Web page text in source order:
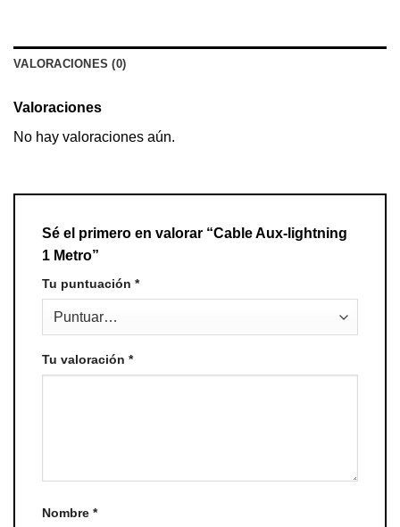
VALORACIONES (0)
Valoraciones
No hay valoraciones aún.
Sé el primero en valorar “Cable Aux-lightning
1 Metro”
Tu puntuación *
Tu valoración *
Nombre *